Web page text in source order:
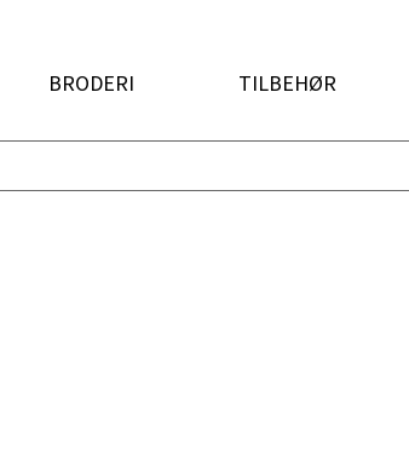
BRODERI TILBEHØR